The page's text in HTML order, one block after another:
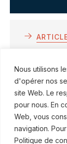
Nous utilisons
d'opérer nos
site Web. Le
pour nous. En
Web, vous
navigation.
Politique de
Lawyers